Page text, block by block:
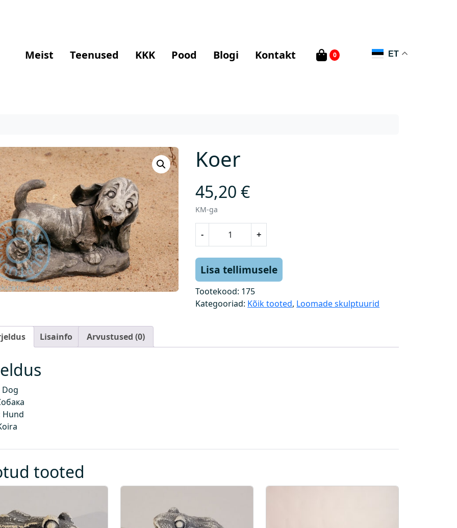
Meist Teenused KKK Pood Blogi Kontakt 0 ET
Koer
45,20€
KM-ga
-
k
o
g
+
Lisa tellimusele
Tootekood: 175
Kategooriad: Kõik tooted, Loomade skulptuurid
Lisainfo Arvustused (0)
Dog
Hund
tooted